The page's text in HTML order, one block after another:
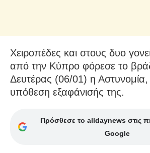
Χειροπέδες και στους δυο
από την Κύπρο φόρεσε το
Δευτέρας (06/01) η Αστυνομία,
υπόθεση εξαφάνισής της.
Πρόσθεσε το alldaynews στις
Google